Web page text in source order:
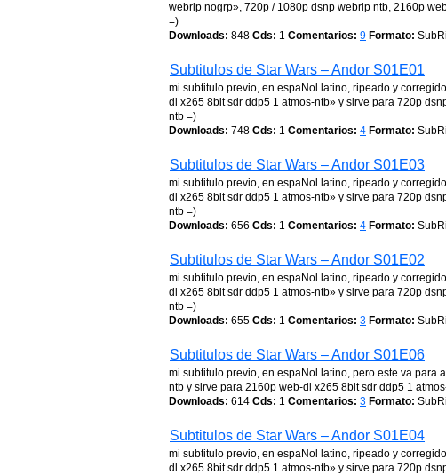
webrip nogrp», 720p / 1080p dsnp webrip ntb, 2160p
=)
Downloads: 848 Cds: 1 Comentarios: 9 Formato:
Subtitulos de Star Wars – Andor S01E01
mi subtitulo previo, en espaNol latino, ripeado y
dl x265 8bit sdr ddp5 1 atmos-ntb» y sirve para 720p
ntb =)
Downloads: 748 Cds: 1 Comentarios: 4 Formato:
Subtitulos de Star Wars – Andor S01E03
mi subtitulo previo, en espaNol latino, ripeado y
dl x265 8bit sdr ddp5 1 atmos-ntb» y sirve para 720p
ntb =)
Downloads: 656 Cds: 1 Comentarios: 4 Formato:
Subtitulos de Star Wars – Andor S01E02
mi subtitulo previo, en espaNol latino, ripeado y
dl x265 8bit sdr ddp5 1 atmos-ntb» y sirve para 720p
ntb =)
Downloads: 655 Cds: 1 Comentarios: 3 Formato:
Subtitulos de Star Wars – Andor S01E06
mi subtitulo previo, en espaNol latino, pero este va para
ntb y sirve para 2160p web-dl x265 8bit sdr ddp5 1
Downloads: 614 Cds: 1 Comentarios: 3 Formato:
Subtitulos de Star Wars – Andor S01E04
mi subtitulo previo, en espaNol latino, ripeado y
dl x265 8bit sdr ddp5 1 atmos-ntb» y sirve para 720p